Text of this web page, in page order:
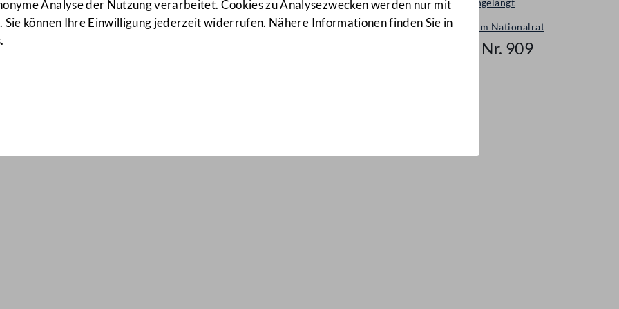
Analyse der Nutzung verarbeitet. Cookies zu Analysezwecken werden nur mit
Sie können Ihre Einwilligung jederzeit widerrufen. Nähere Informationen finden Sie in
.
Neu eingelangt
Neues im Nationalrat
Mail Nr. 909
Nr: 909